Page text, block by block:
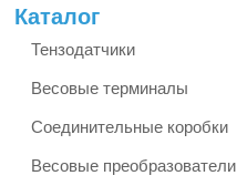
Каталог
Тензодатчики
Весовые терминалы
Соединительные коробки
Весовые преобразователи